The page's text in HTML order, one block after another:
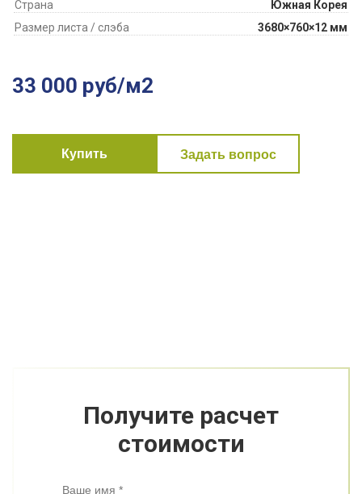
Страна
Южная Корея
Размер листа / слэба
3680×760×12 мм
33 000 руб/м2
Купить Задать вопрос
Получите расчет
стоимости